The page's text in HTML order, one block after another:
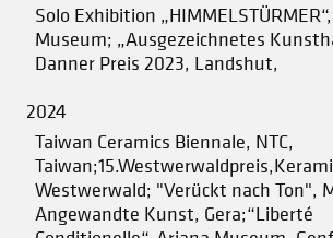
Solo Exhibition
Museum; „Ausgezeichnetes
Danner Preis 2023, Landshut,
2024
Taiwan Ceramics Biennale, NTC,
Westwerwald; "Verückt nach Ton",
Angewandte Kunst, Gera;“Liberté